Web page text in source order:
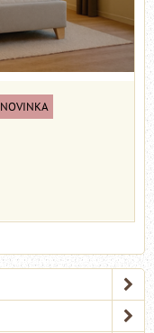
NOVINKA